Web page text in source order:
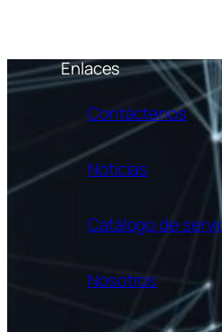
Enlaces
Contáctenos
Noticias
Catálogo de
Nosotros